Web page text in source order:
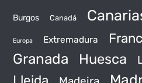
Burgos Canadá
Europa Extremadura
Granada Huesca